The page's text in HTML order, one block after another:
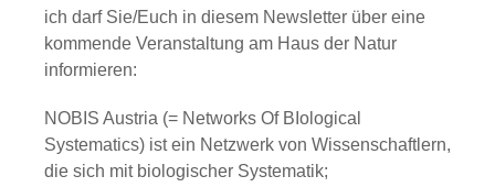
ich darf Sie/Euch in diesem Newsletter über eine
kommende Veranstaltung am Haus der Natur
informieren:
NOBIS Austria (= Networks Of BI ological
Systematics) ist ein Netzwerk von Wissenschaftlern,
die sich mit biologischer Systematik;